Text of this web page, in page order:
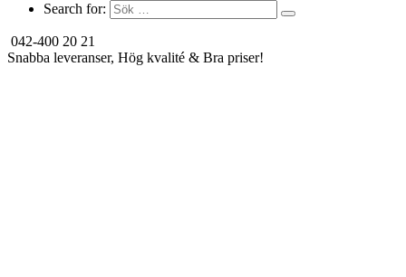
Search for:
042-400 20 21
Snabba leveranser, Hög kvalité & Bra priser!